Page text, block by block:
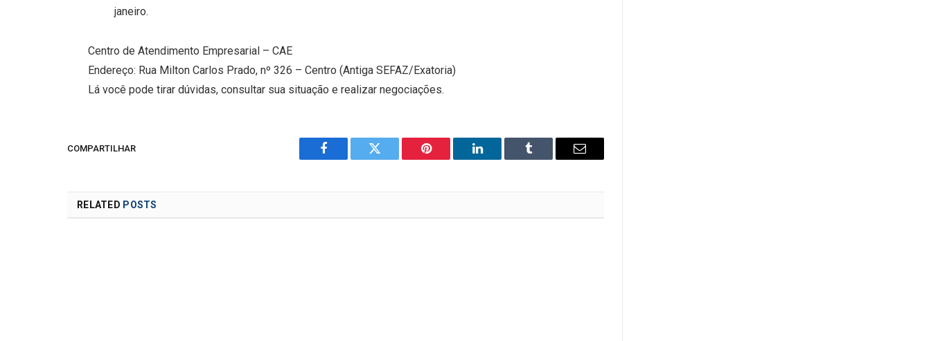
janeiro.
Centro de Atendimento Empresarial – CAE
Endereço: Rua Milton Carlos Prado, nº 326 – Centro (Antiga SEFAZ/Exatoria)
Lá você pode tirar dúvidas, consultar sua situação e realizar negociações.
COMPARTILHAR
Facebook Twitter Pinterest LinkedIn Tumblr Email
RELATED POSTS